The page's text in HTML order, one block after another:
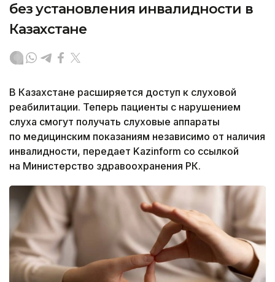
без установления инвалидности в
Казахстане
В Казахстане расширяется доступ к слуховой
реабилитации. Теперь пациенты с нарушением
слуха смогут получать слуховые аппараты
по медицинским показаниям независимо от наличия
инвалидности, передает Kazinform со ссылкой
на Министерство здравоохранения РК.